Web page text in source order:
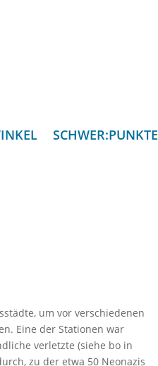
SCHWER:PUNKTE
um vor verschiedenen
Eine der Stationen war
verletzte (siehe bo in
zu der etwa 50 Neonazis